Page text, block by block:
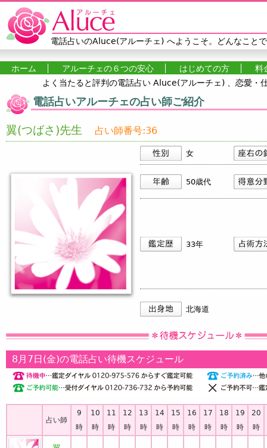
Jump to navigation
電話占いのAluce(アルーチェ) へようこそ。どんなこと
メインメニュー
ホーム アルーチェの６つの安心 はじめての方
料
よく当たると評判の電話占い Aluce(アルーチェ) 、恋愛・
電話占いアルーチェの占い師ご紹介
翼(つばさ)先生 占い師番号:36
女
50歳代
33年
北海道
8月7日(金)の電話占い待機スケジュール
占い師
9
時
10
時
11
時
12
時
13
時
14
時
15
時
16
時
17
時
18
時
19
時
20
時